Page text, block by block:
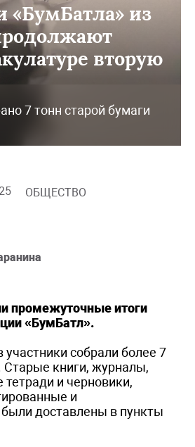
«БумБатла» из
вторую
7 тонн старой бумаги
ОБЩЕСТВО
промежуточные итоги
«БумБатл».
собрали более 7
Старые книги, журналы,
и черновики,
и
доставлены в пункты